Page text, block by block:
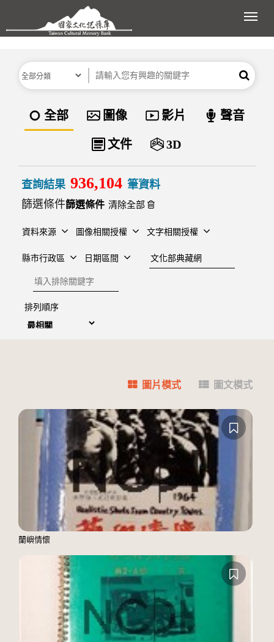
跳到主要內容區塊
展
分類 關鍵字 搜尋
資料類型
全部 圖像 影片 聲音
文件 3D
查詢結果 936,104 筆資料
篩選條件
清除全部
資料來源 圖像相關授權 文字相關授權
縣市行政區 日期區間
建檔單位
排除關鍵字
排列順序
圖片模式 圖文模式
蘭嶼情懷